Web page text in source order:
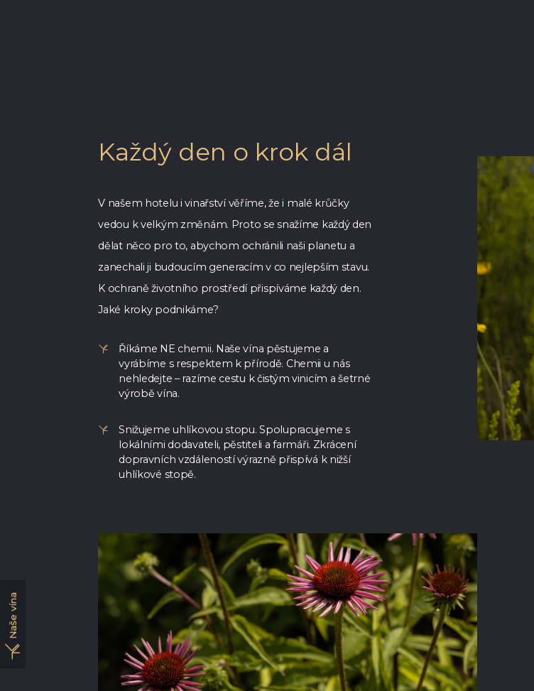
Každý den o krok dál
V našem hotelu i vinařství věříme, že i malé krůčky
vedou k velkým změnám. Proto se snažíme každý den
dělat něco pro to, abychom ochránili naši planetu a
zanechali ji budoucím generacím v co nejlepším stavu.
K ochraně životního prostředí přispíváme každý den.
Jaké kroky podnikáme?
Říkáme NE chemii. Naše vína pěstujeme a
vyrábíme s respektem k přírodě. Chemii u nás
nehledejte – razíme cestu k čistým vinicím a šetrné
výrobě vína.
Snižujeme uhlíkovou stopu. Spolupracujeme s
lokálními dodavateli, pěstiteli a farmáři. Zkrácení
dopravních vzdáleností výrazně přispívá k nižší
uhlíkové stopě.
Naše vína